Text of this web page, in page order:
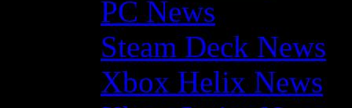
PC News
Steam Deck News
Xbox Helix News